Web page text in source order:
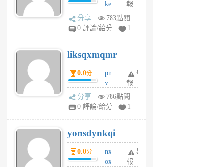
前
ke
rv
pj
6
個
月
前
報
分享
783點閱
0 評論/給分
1
liksqxmqmr
0.0分
pn
v
wt
sv
6
個
月
前
舉
報
分享
786點閱
0 評論/給分
1
yonsdynkqi
0.0分
nx
ox
舉
報